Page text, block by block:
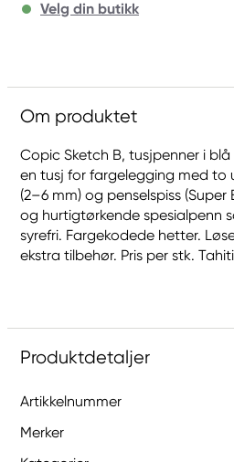
Velg din butikk
Om produktet
Copic Sketch B, tusjpenner i
en tusj for fargelegging med to
(2–6 mm) og penselspiss (Super
og hurtigtørkende spesialpenn
syrefri. Fargekodede hetter.
ekstra tilbehør. Pris per stk.
Produktdetaljer
Artikkelnummer
Merker